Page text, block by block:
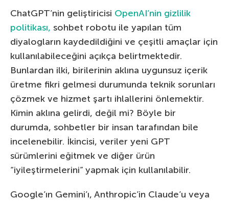
ChatGPT’nin geliştiricisi OpenAI’nin gizlilik
politikası, sohbet robotu ile yapılan tüm
diyalogların kaydedildiğini ve çeşitli amaçlar için
kullanılabileceğini açıkça belirtmektedir.
Bunlardan ilki, birilerinin aklına uygunsuz içerik
üretme fikri gelmesi durumunda teknik sorunları
çözmek ve hizmet şartı ihlallerini önlemektir.
Kimin aklına gelirdi, değil mi? Böyle bir
durumda, sohbetler bir insan tarafından bile
incelenebilir. İkincisi, veriler yeni GPT
sürümlerini eğitmek ve diğer ürün
“iyileştirmelerini” yapmak için kullanılabilir.
Google’ın Gemini’ı, Anthropic’in Claude’u veya